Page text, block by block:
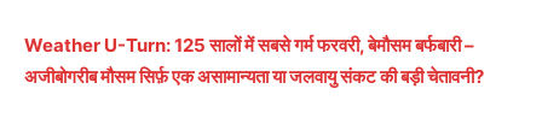
Weather U-Turn: 125 सालों में सबसे गर्म फरवरी, बेमौसम बर्फबारी –
अजीबोगरीब मौसम सिर्फ़ एक असामान्यता या जलवायु संकट की बड़ी चेतावनी?